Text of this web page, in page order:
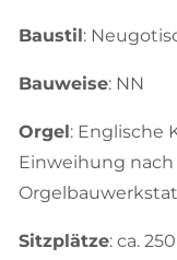
Baustil :
Bauweise: NN
Orgel : Englische
Einweihung
Sitzplätze: ca. 250